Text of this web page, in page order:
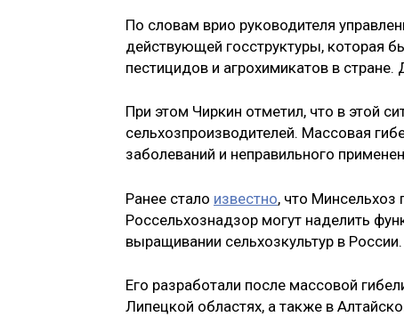
По словам врио руководителя
действующей госструктуры, которая
пестицидов и агрохимикатов в
При этом Чиркин отметил, что в этой
сельхозпроизводителей. Массовая
заболеваний и неправильного
Ранее стало известно, что Минсельхоз
Россельхознадзор могут наделить
выращивании сельхозкультур в России.
Его разработали после массовой
Липецкой областях, а также в